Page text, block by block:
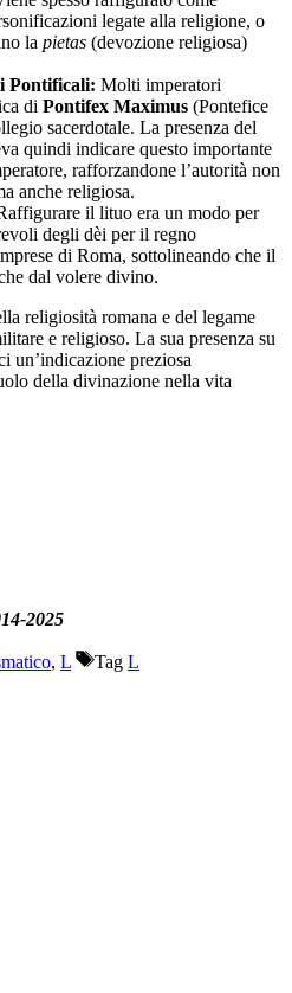
legate alla religione, o
la pietas (devozione religiosa)
Pontificali: Molti imperatori
di Pontifex Maximus (Pontefice
sacerdotale. La presenza del
quindi indicare questo importante
rafforzandone l’autorità non
anche religiosa.
il lituo era un modo per
degli dèi per il regno
di Roma, sottolineando che il
dal volere divino.
religiosità romana e del legame
e religioso. La sua presenza su
un’indicazione preziosa
della divinazione nella vita
2025
, L Tag L